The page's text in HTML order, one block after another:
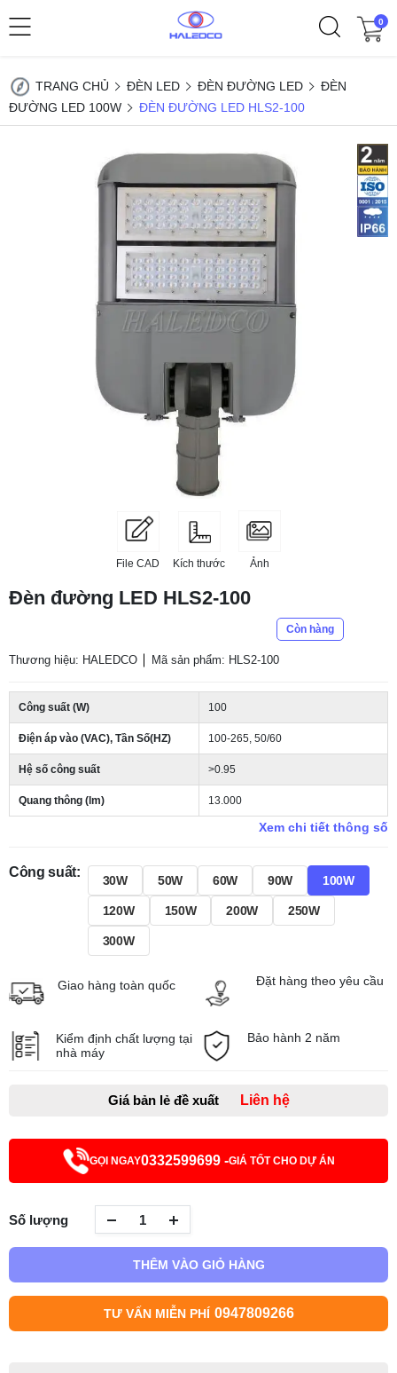
0
TRANG CHỦ ĐÈN LED ĐÈN ĐƯỜNG LED
ĐÈN
ĐƯỜNG LED 100W
ĐÈN ĐƯỜNG LED HLS2-100
File CAD Kích thước Ảnh
Đèn đường LED HLS2-100
Còn hàng
Thương hiệu: HALEDCO Mã sản phẩm: HLS2-100
Công suất (W) 100
Điện áp vào (VAC), Tần Số(HZ) 100-265, 50/60
Hệ số công suất >0.95
Quang thông (lm) 13.000
Xem chi tiết thông số
Công suất:
30W 50W 60W 90W 100W
120W 150W 200W 250W
300W
Giao hàng toàn quốc Đặt hàng theo yêu cầu
Kiểm định chất lượng tại
nhà máy
Bảo hành 2 năm
Giá bản lẻ đề xuất Liên hệ
GỌI NGAY0332599699 -GIÁ TỐT CHO DỰ ÁN
Số lượng
THÊM VÀO GIỎ HÀNG
TƯ VẤN MIỄN PHÍ 0947809266